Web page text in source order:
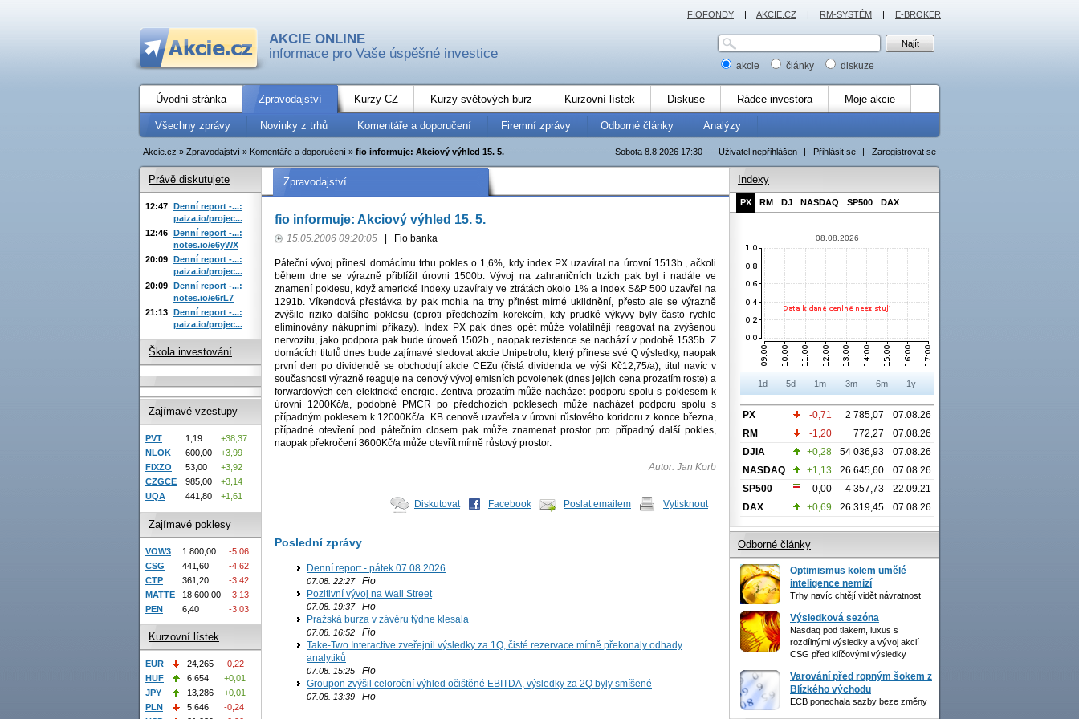
AKCIE ONLINE
informace pro Vaše úspěšné investice
akcie články diskuze
Úvodní stránka Zpravodajství Kurzy CZ Kurzy světových burz Kurzovní lístek Diskuse Rádce investora Moje akcie
Všechny zprávy Novinky z trhů Komentáře a doporučení Firemní zprávy Odborné články Analýzy
Uživatel nepřihlášen | Přihlásit se | Zaregistrovat se
Sobota 8.8.2026 17:30
Akcie.cz » Zpravodajství » Komentáře a doporučení » fio informuje: Akciový výhled 15. 5.
Zpravodajství
fio informuje: Akciový výhled 15. 5.
15.05.2006 09:20:05 Fio banka
Páteční vývoj přinesl domácímu trhu pokles o 1,6%, kdy index PX uzavíral na úrovní 1513b., ačkoli
během dne se výrazně přiblížil úrovni 1500b. Vývoj na zahraničních trzích pak byl i nadále ve
znamení poklesu, když americké indexy uzavíraly ve ztrátách okolo 1% a index S&P 500 uzavřel na
1291b. Víkendová přestávka by pak mohla na trhy přinést mírné uklidnění, přesto ale se výrazně
zvýšilo riziko dalšího poklesu (oproti předchozím korekcím, kdy prudké výkyvy byly často rychle
eliminovány nákupními příkazy). Index PX pak dnes opět může volatilněji reagovat na zvýšenou
nervozitu, jako podpora pak bude úroveň 1502b., naopak rezistence se nachází v podobě 1535b. Z
domácích titulů dnes bude zajímavé sledovat akcie Unipetrolu, který přinese své Q výsledky, naopak
první den po dividendě se obchodují akcie CEZu (čistá dividenda ve výši Kč12,75/a), titul navíc v
současnosti výrazně reaguje na cenový vývoj emisních povolenek (dnes jejich cena prozatím roste) a
forwardových cen elektrické energie. Zentiva prozatím může nacházet podporu spolu s poklesem k
úrovni 1200Kč/a, podobně PMCR po předchozích poklesech může nacházet podporu spolu s
případným poklesem k 12000Kč/a. KB cenově uzavřela v úrovni růstového koridoru z konce března,
případné otevření pod pátečním closem pak může znamenat prostor pro případný další pokles,
naopak překročení 3600Kč/a může otevřít mírně růstový prostor.
Autor: Jan Korb
Diskutovat Facebook Poslat emailem Vytisknout
Poslední zprávy
Denní report - pátek 07.08.2026
07.08. 22:27Fio
Pozitivní vývoj na Wall Street
07.08. 19:37Fio
Pražská burza v závěru týdne klesala
07.08. 16:52 Fio
Take-Two Interactive zveřejnil výsledky za 1Q, čisté rezervace mírně překonaly odhady
analytiků
07.08. 15:25 Fio
Groupon zvýšil celoroční výhled očištěné EBITDA, výsledky za 2Q byly smíšené
07.08. 13:39 Fio
Právě diskutujete
12:47 Denní report -...:
paiza.io/projec...
12:46 Denní report -...:
notes.io/e6yWX
20:09 Denní report -...:
paiza.io/projec...
20:09 Denní report -...:
notes.io/e6rL7
21:13 Denní report -...:
paiza.io/projec...
Škola investování
Zajímavé vzestupy
PVT 1,19
+38,37
NLOK
600,00
+3,99
FIXZO
53,00
+3,92
CZGCE
985,00
+3,14
UQA
441,80 +1,61
Zajímavé poklesy
VOW3 1 800,00
-5,06
CSG
441,60
-4,62
CTP
361,20
-3,42
MATTE
18 600,00
-3,13
PEN
6,40 -3,03
Kurzovní lístek
EUR 24,265
-0,22
HUF
6,654
+0,01
JPY
13,286
+0,01
PLN
5,646
-0,24
Indexy
PX RM DJ NASDAQ SP500 DAX
08.08.2026
1d 5d 1m 3m 6m 1y
PX -0,71 2 785,07
07.08.26
RM
-1,20 772,27
07.08.26
DJIA
+0,28 54 036,93
07.08.26
NASDAQ
+1,13 26 645,60
07.08.26
SP500
0,00 4 357,73
22.09.21
DAX
+0,69 26 319,45 07.08.26
Odborné články
Optimismus kolem umělé
inteligence nemizí
Trhy navíc chtějí vidět návratnost
Výsledková sezóna
Nasdaq pod tlakem, luxus s
rozdílnými výsledky a vývoj akcií
CSG před klíčovými výsledky
Varování před ropným šokem z
Blízkého východu
ECB ponechala sazby beze změny
FIOFONDY | AKCIE.CZ | RM-SYSTÉM | E-BROKER